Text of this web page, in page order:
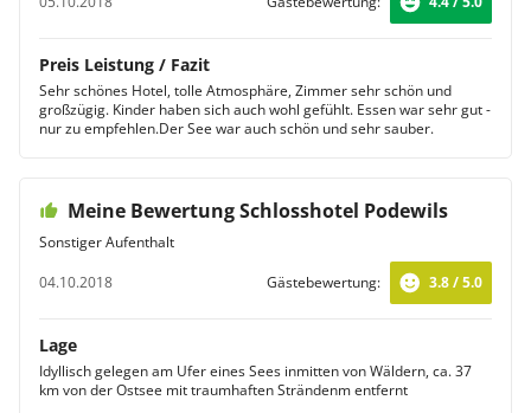
Preis Leistung / Fazit
Sehr schönes Hotel, tolle Atmosphäre, Zimmer sehr schön und
großzügig. Kinder haben sich auch wohl gefühlt. Essen war sehr gut -
nur zu empfehlen.Der See war auch schön und sehr sauber.
Meine Bewertung Schlosshotel Podewils
Sonstiger Aufenthalt
04.10.2018
Gästebewertung: 3.8 / 5.0
Lage
Idyllisch gelegen am Ufer eines Sees inmitten von Wäldern, ca. 37
km von der Ostsee mit traumhaften Strändenm entfernt